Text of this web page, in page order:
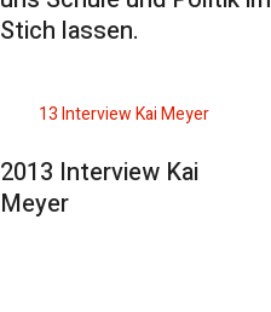
Stich lassen.
2013 Interview Kai
Meyer